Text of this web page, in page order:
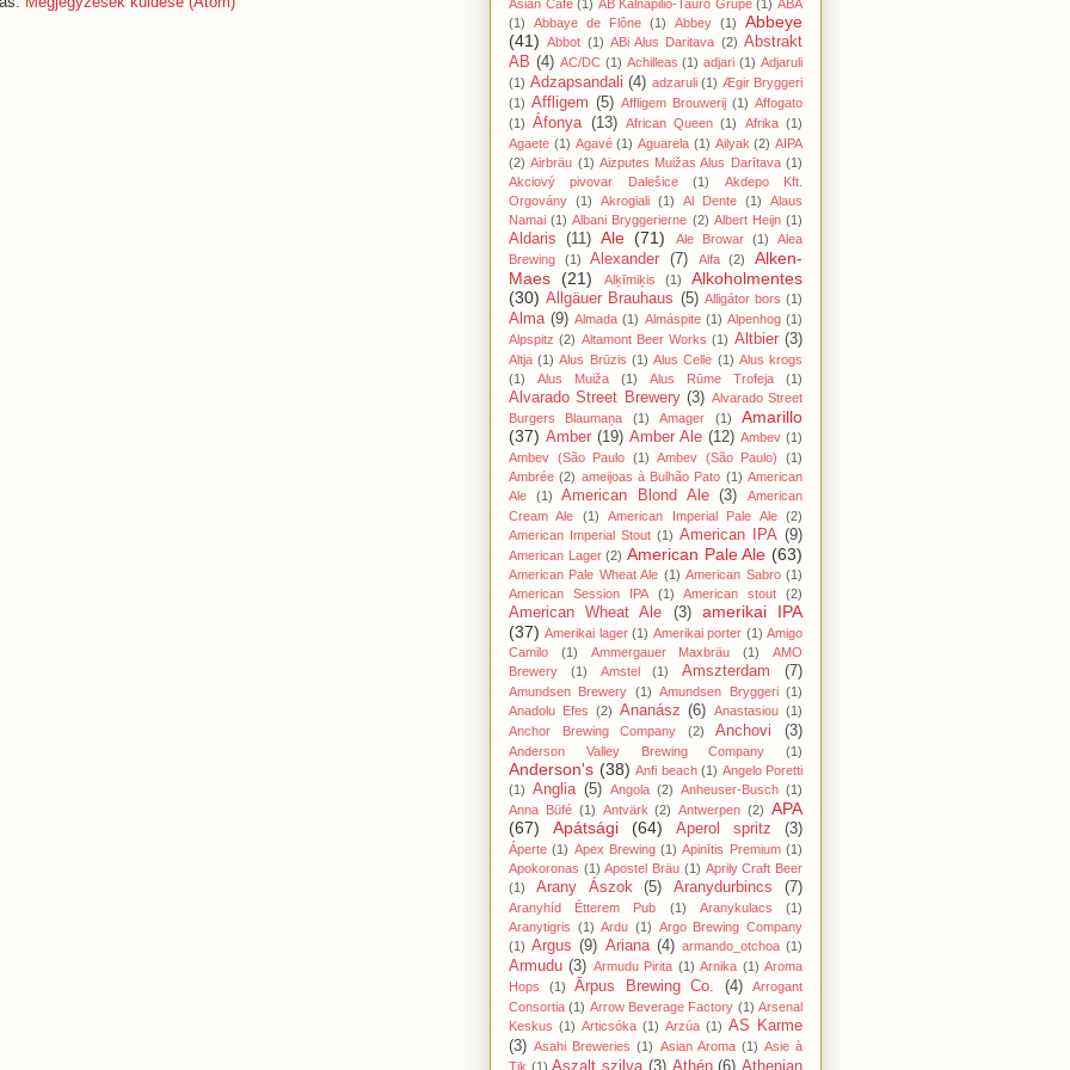
Asian Cafe (1) AB Kalnapilio-Tauro Grupė (1) ABA
(1)
Abbaye de Flône (1) Abbey (1)
Abbeye
(41)
Abbot (1) ABi Alus Daritava (2) Abstrakt
AB (4) AC/DC (1) Achilleas (1) adjari (1) Adjaruli
(1) Adzapsandali (4) adzaruli (1) Ægir Bryggeri
(1) Affligem (5) Affligem Brouwerij (1) Affogato
(1)
Áfonya (13) African Queen (1) Afrika (1)
Agaete (1) Agavé (1) Aguarela (1) Ailyak (2) AIPA
(2) Airbräu (1) Aizputes Muižas Alus Darītava (1)
Akciový pivovar Dalešice
(1)
Akdepo Kft.
Orgovány (1) Akrogiali (1) Al Dente (1)
Alaus
Namai (1) Albani Bryggerierne (2) Albert Heijn (1)
Aldaris (11) Ale (71) Ale Browar (1)
Alea
Brewing
(1) Alexander (7) Alfa (2)
Alken-
Maes
(21) Alķīmiķis (1)
Alkoholmentes
(30) Allgäuer Brauhaus (5) Alligátor bors (1)
Alma (9) Almada (1) Almáspite (1) Alpenhog (1)
Alpspitz (2) Altamont Beer Works (1) Altbier (3)
Altja (1) Alus Brūzis (1) Alus Celle (1) Alus krogs
(1)
Alus Muiža (1) Alus Rūme Trofeja (1)
Alvarado Street Brewery (3) Alvarado Street
Burgers Blaumaņa
(1) Amager (1)
Amarillo
(37) Amber (19) Amber Ale (12) Ambev (1)
Ambev (São Paulo (1) Ambev (São Paulo)
(1)
Ambrée (2) ameijoas à Bulhão Pato (1) American
Ale
(1) American Blond Ale (3)
American
Cream Ale
(1) American Imperial Pale Ale
(2)
American Imperial Stout (1) American IPA (9)
American Lager (2) American Pale Ale (63)
American Pale Wheat Ale (1) American Sabro (1)
American Session IPA
(1) American stout (2)
American Wheat Ale (3)
amerikai IPA
(37) Amerikai lager (1) Amerikai porter (1) Amigo
Camilo
(1) Ammergauer Maxbräu (1)
AMO
Brewery
(1) Amstel (1) Amszterdam (7)
Amundsen Brewery (1) Amundsen Bryggeri (1)
Anadolu Efes (2) Ananász (6) Anastasiou (1)
Anchor Brewing Company
(2) Anchovi (3)
Anderson Valley Brewing Company (1)
Anderson's (38) Anfi beach (1) Angelo Poretti
(1) Anglia (5) Angola (2) Anheuser-Busch (1)
Anna Büfé (1) Antvärk (2) Antwerpen (2) APA
(67)
Apátsági (64) Aperol spritz (3)
Áperte (1) Apex Brewing (1) Apinītis Premium (1)
Apokoronas (1) Apostel Bräu (1) Aprily Craft Beer
(1)
Arany Ászok (5) Aranydurbincs (7)
Aranyhíd Étterem Pub (1) Aranykulacs
(1)
Aranytigris (1) Ardu (1) Argo Brewing Company
(1) Argus (9) Ariana (4) armando_otchoa (1)
Armudu (3) Armudu Pirita (1) Arnika (1) Aroma
Hops
(1) Ārpus Brewing Co. (4)
Arrogant
Consortia (1) Arrow Beverage Factory (1) Arsenal
Keskus (1) Articsóka (1) Arzúa (1) AS Karme
(3) Asahi Breweries (1) Asian Aroma (1) Asie à
Tik (1) Aszalt szilva (3) Athén (6) Athenian